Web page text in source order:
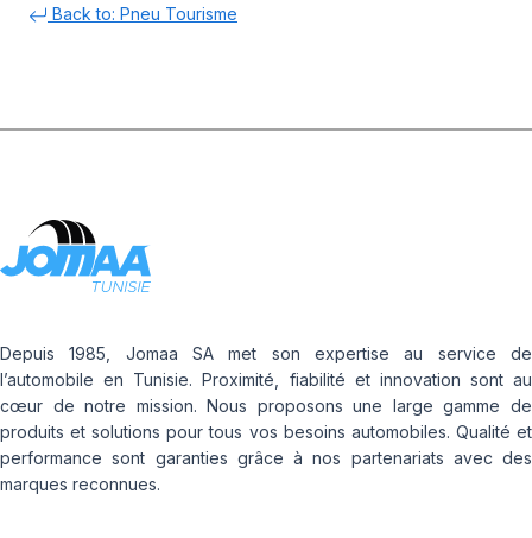
Back to: Pneu Tourisme
Depuis 1985, Jomaa SA met son expertise au service de
l’automobile en Tunisie. Proximité, fiabilité et innovation sont au
cœur de notre mission. Nous proposons une large gamme de
produits et solutions pour tous vos besoins automobiles. Qualité et
performance sont garanties grâce à nos partenariats avec des
marques reconnues.